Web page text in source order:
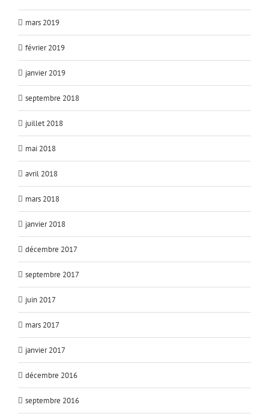
mars 2019
février 2019
janvier 2019
septembre 2018
juillet 2018
mai 2018
avril 2018
mars 2018
janvier 2018
décembre 2017
septembre 2017
juin 2017
mars 2017
janvier 2017
décembre 2016
septembre 2016